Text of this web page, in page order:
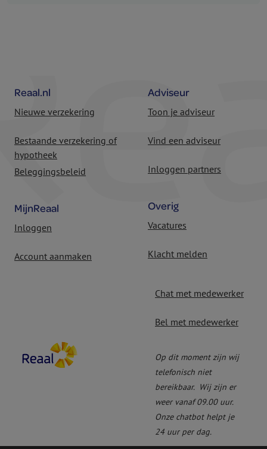
Reaal.nl
Nieuwe verzekering
Bestaande verzekering of
hypotheek
Beleggingsbeleid
MijnReaal
Inloggen
Account aanmaken
Adviseur
Toon je adviseur
Vind een adviseur
Inloggen partners
Overig
Vacatures
Klacht melden
Chat met medewerker
Bel met medewerker
Op dit moment zijn wij
telefonisch niet
bereikbaar. Wij zijn er
weer vanaf 09.00 uur.
Onze chatbot helpt je
24 uur per dag.